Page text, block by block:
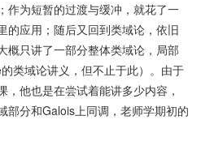
作为短暂的过渡与缓冲，就花了一
的应用；随后又回到类域论，依旧
概只讲了一部分整体类域论，局部
类域论讲义，但不止于此）。由于
他也是在尝试着能讲多少内容，
部分和Galois上同调，老师学期初的